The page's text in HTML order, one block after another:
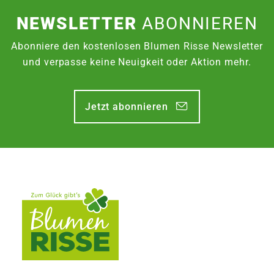
NEWSLETTERABONNIEREN
Abonniere den kostenlosen Blumen Risse Newsletter
und verpasse keine Neuigkeit oder Aktion mehr.
Jetzt abonnieren